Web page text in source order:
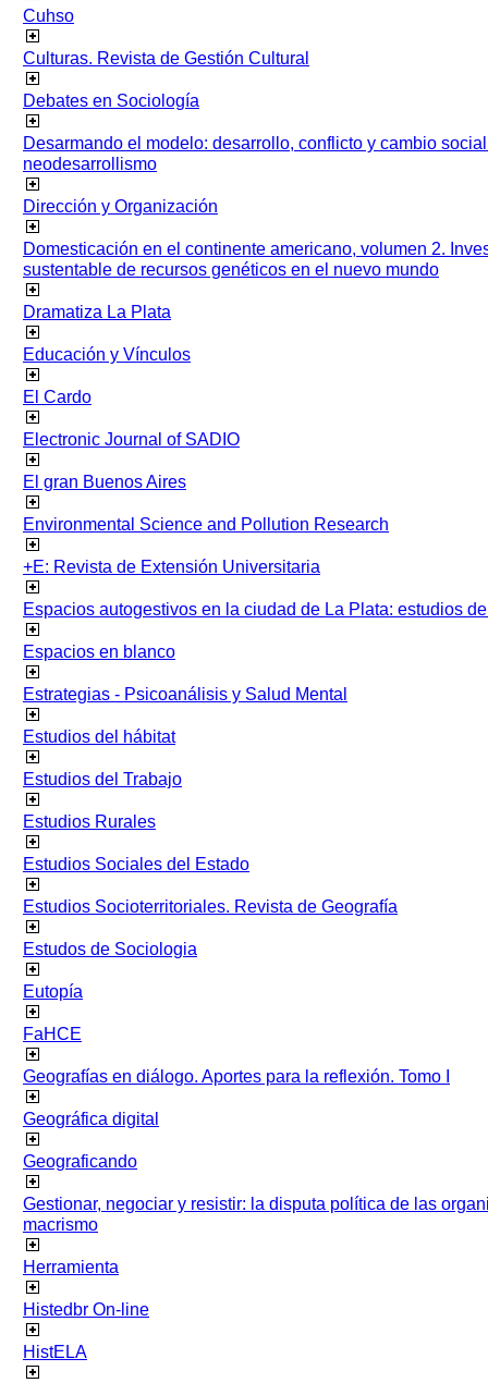
Cuhso
Culturas. Revista de Gestión Cultural
Debates en Sociología
Desarmando el modelo: desarrollo, conflicto y cambio
neodesarrollismo
Dirección y Organización
Domesticación en el continente americano, volumen 2.
sustentable de recursos genéticos en el nuevo mundo
Dramatiza La Plata
Educación y Vínculos
El Cardo
Electronic Journal of SADIO
El gran Buenos Aires
Environmental Science and Pollution Research
+E: Revista de Extensión Universitaria
Espacios autogestivos en la ciudad de La Plata: estudios
Espacios en blanco
Estrategias - Psicoanálisis y Salud Mental
Estudios del hábitat
Estudios del Trabajo
Estudios Rurales
Estudios Sociales del Estado
Estudios Socioterritoriales. Revista de Geografía
Estudos de Sociologia
Eutopía
FaHCE
Geografías en diálogo. Aportes para la reflexión. Tomo I
Geográfica digital
Geograficando
Gestionar, negociar y resistir: la disputa política de las
macrismo
Herramienta
Histedbr On-line
HistELA